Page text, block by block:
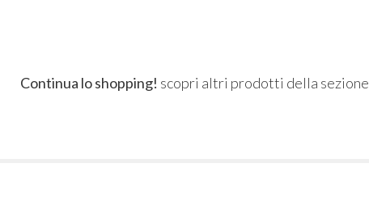
Continua lo shopping! scopri altri prodotti della sezione